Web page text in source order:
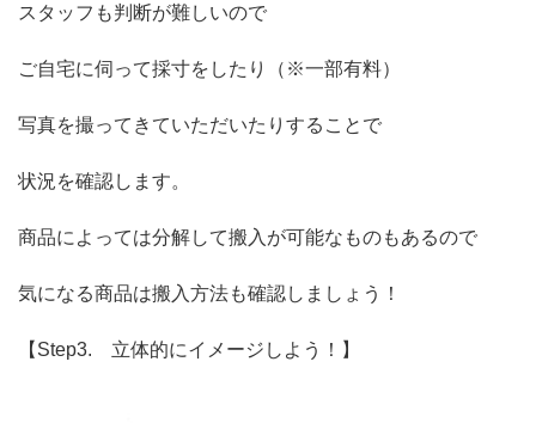
スタッフも判断が難しいので
ご自宅に伺って採寸をしたり（※一部有料）
写真を撮ってきていただいたりすることで
状況を確認します。
商品によっては分解して搬入が可能なものもあるので
気になる商品は搬入方法も確認しましょう！
【Step3. 立体的にイメージしよう！】